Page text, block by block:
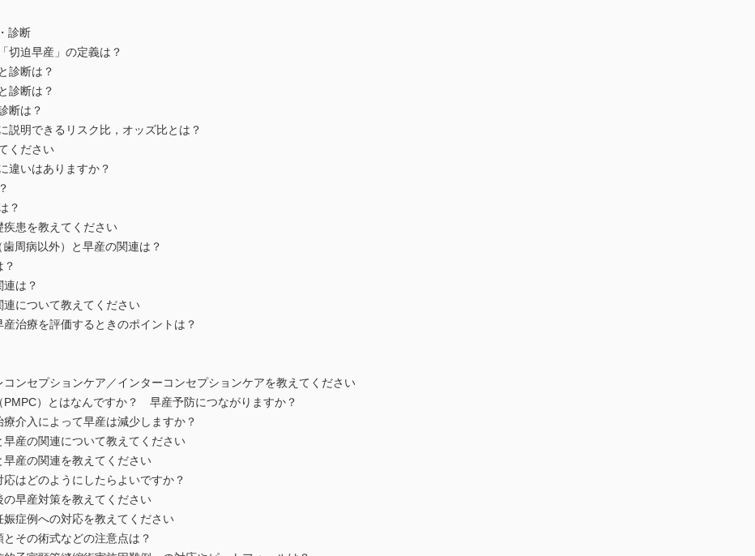
診断
切迫早産」の定義は？
診断は？
診断は？
断は？
明できるリスク比，オッズ比とは？
ください
違いはありますか？
？
患を教えてください
周病以外）と早産の関連は？
は？
について教えてください
治療を評価するときのポイントは？
ンセプションケア／インターコンセプションケアを教えてください
）とはなんですか？ 早産予防につながりますか？
介入によって早産は減少しますか？
産の関連について教えてください
産の関連を教えてください
はどのようにしたらよいですか？
早産対策を教えてください
症例への対応を教えてください
その術式などの注意点は？